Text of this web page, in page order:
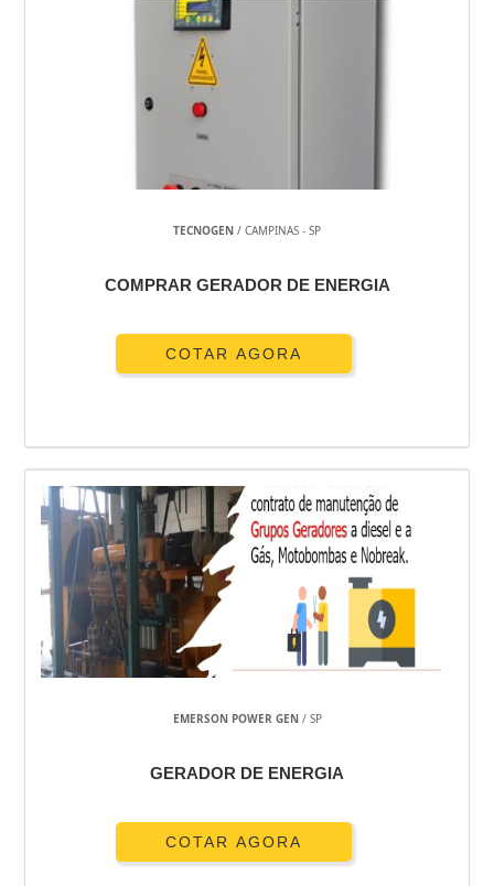
TECNOGEN / CAMPINAS - SP
COMPRAR GERADOR DE ENERGIA
COTAR AGORA
EMERSON POWER GEN/ SP
GERADOR DE ENERGIA
COTAR AGORA